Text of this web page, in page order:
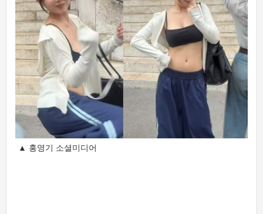
▲ 홍영기 소셜미디어